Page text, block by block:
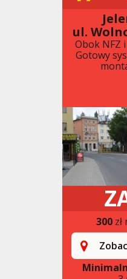
ul.
Obok NFZ
Gotowy
300zł